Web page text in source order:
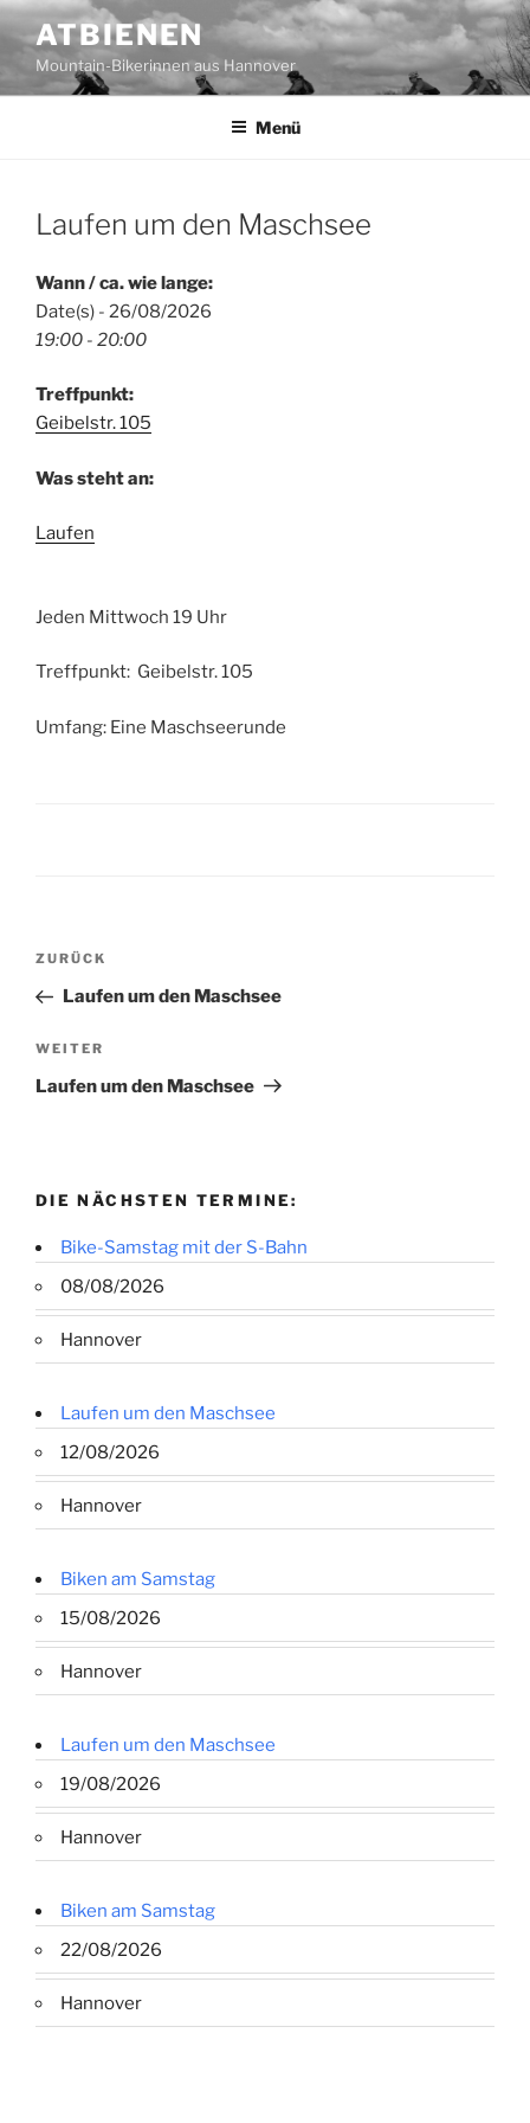
Zum
Inhalt
springen
ATBIENEN
Mountain-Bikerinnen aus Hannover
Menü
Laufen um den Maschsee
Wann / ca. wie lange:
Date(s) - 26/08/2026
19:00 - 20:00
Treffpunkt:
Geibelstr. 105
Was steht an:
Laufen
Jeden Mittwoch 19 Uhr
Treffpunkt: Geibelstr. 105
Umfang: Eine Maschseerunde
Beitragsnavigation
Vorheriger
Beitrag
ZURÜCK
Laufen um den Maschsee
Nächster
Beitrag
WEITER
Laufen um den Maschsee
DIE NÄCHSTEN TERMINE:
Bike-Samstag mit der S-Bahn
08/08/2026
Hannover
Laufen um den Maschsee
12/08/2026
Hannover
Biken am Samstag
15/08/2026
Hannover
Laufen um den Maschsee
19/08/2026
Hannover
Biken am Samstag
22/08/2026
Hannover